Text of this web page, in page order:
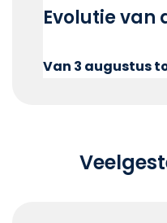
Evolutie van
Van 3 augustus